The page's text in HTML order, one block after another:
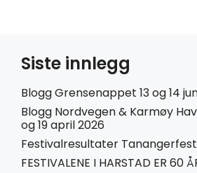
Siste innlegg
Blogg Grensenappet 13 og 14
Blogg Nordvegen & Karmøy
og 19 april 2026
Festivalresultater
FESTIVALENE I HARSTAD ER 60